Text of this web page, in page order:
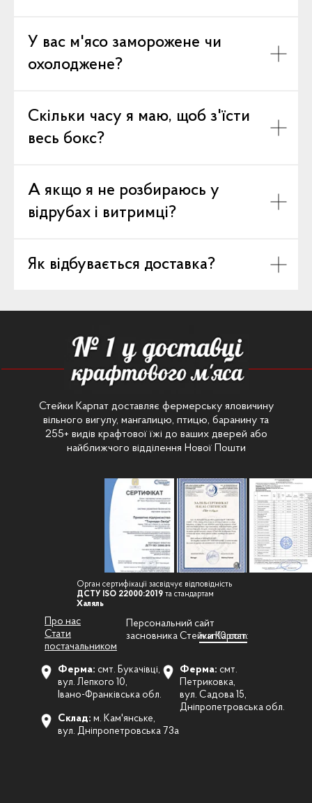
У вас м'ясо заморожене чи
охолоджене?
Скільки часу я маю, щоб з'їсти
весь бокс?
А якщо я не розбираюсь у
відрубах і витримці?
Як відбувається доставка?
Стейки Карпат доставляє фермерську яловичину
вільного вигулу, мангалицю, птицю, баранину та
255+ видів крафтової їжі до ваших дверей або
найближчого відділення Нової Пошти
Стати
постачальником
Про нас
Ферма: смт. Букачівці,
вул. Лепкого 10,
Івано-Франківська обл.
Орган сертифікації засвідчує відповідність
ДСТУ ISO 22000:2019 та стандартам
Халяль
Персональний сайт
засновника Стейки Карпат:
ivan10.com
Склад: м. Кам'янське,
вул. Дніпропетровська 73а
Ферма: смт.
Петриковка,
вул. Садова 15,
Дніпропетровська обл.